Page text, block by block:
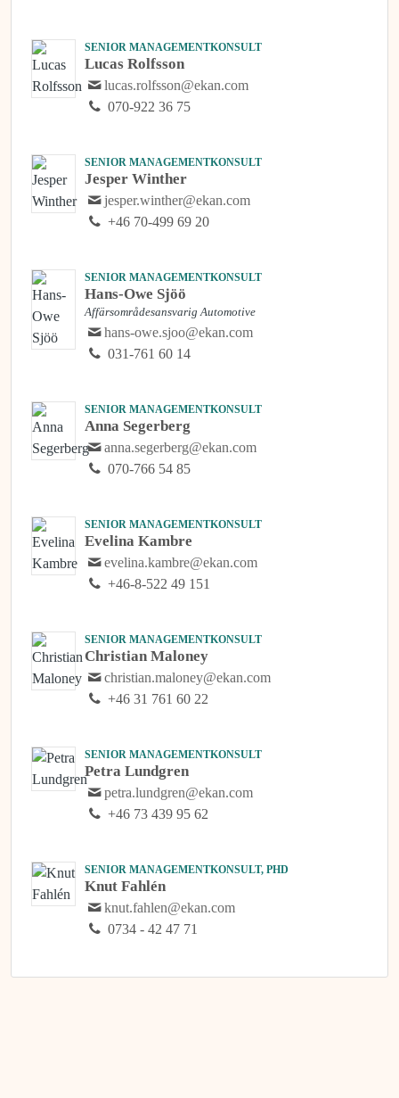
SENIOR MANAGEMENTKONSULT
Lucas Rolfsson
lucas.rolfsson@ekan.com
070-922 36 75
SENIOR MANAGEMENTKONSULT
Jesper Winther
jesper.winther@ekan.com
+46 70-499 69 20
SENIOR MANAGEMENTKONSULT
Hans-Owe Sjöö
Affärsområdesansvarig Automotive
hans-owe.sjoo@ekan.com
031-761 60 14
SENIOR MANAGEMENTKONSULT
Anna Segerberg
anna.segerberg@ekan.com
070-766 54 85
SENIOR MANAGEMENTKONSULT
Evelina Kambre
evelina.kambre@ekan.com
+46-8-522 49 151
SENIOR MANAGEMENTKONSULT
Christian Maloney
christian.maloney@ekan.com
+46 31 761 60 22
SENIOR MANAGEMENTKONSULT
Petra Lundgren
petra.lundgren@ekan.com
+46 73 439 95 62
SENIOR MANAGEMENTKONSULT, PHD
Knut Fahlén
knut.fahlen@ekan.com
0734 - 42 47 71